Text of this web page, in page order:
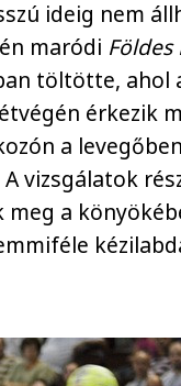
ideig nem
maródi Földes
töltötte, ahol
érkezik
a
vizsgálatok
a